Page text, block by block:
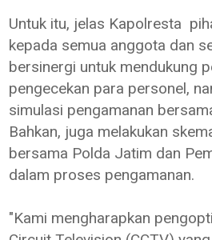
Untuk itu, jelas Kapolresta
kepada semua anggota dan
bersinergi untuk mendukung
pengecekan para personel,
simulasi pengamanan
Bahkan, juga melakukan
bersama Polda Jatim dan
dalam proses pengamanan.
"Kami mengharapkan